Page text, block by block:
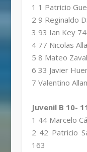
1 1 Patricio
2 9 Reginaldo
3 93 Ian Key 74
4 77 Nicolas
5 8 Mateo
6 33 Javier
7 Valentino
Juvenil B 10-
1 44 Marcelo
2 42 Patricio
163